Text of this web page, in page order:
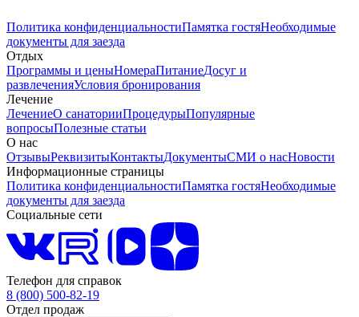
Политика конфиденциальностиПамятка гостяНеобходимые
документы для заезда
Отдых
Программы и ценыНомераПитаниеДосуг и
развлеченияУсловия бронирования
Лечение
ЛечениеО санаторииПроцедурыПопулярные
вопросыПолезные статьи
О нас
ОтзывыРеквизитыКонтактыДокументыСМИ о насНовости
Информационные страницы
Политика конфиденциальностиПамятка гостяНеобходимые
документы для заезда
Социальные сети
Телефон для справок
8 (800) 500-82-19
Отдел продаж